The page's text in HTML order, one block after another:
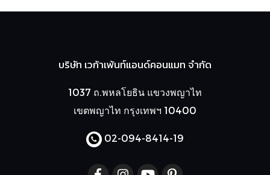
บริษัท เวก้าเพ้นท์แอนด์คอนแมท จำกัด
1037 ถ.พหลโยธิน แขวงพญาไท
เขตพญาไท กรุงเทพฯ 10400
02-094-8414-19